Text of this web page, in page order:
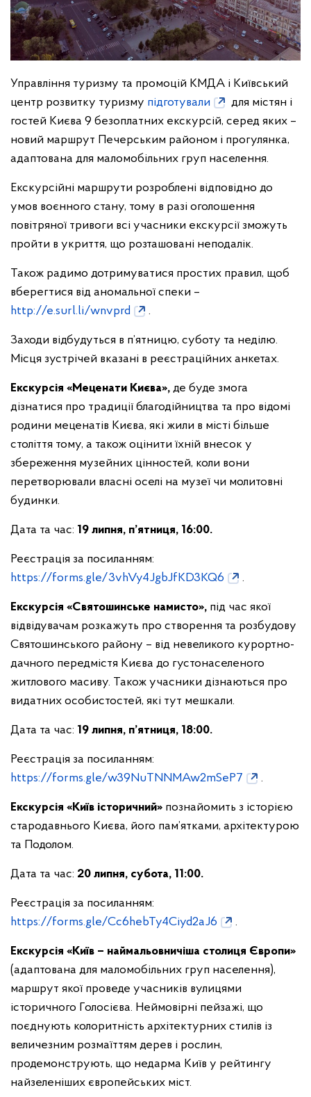
Управління туризму та промоцій КМДА і Київський
центр розвитку туризму підготували
для містян і
гостей Києва 9 безоплатних екскурсій, серед яких –
новий маршрут Печерським районом і прогулянка,
адаптована для маломобільних груп населення.
Екскурсійні маршрути розроблені відповідно до
умов воєнного стану, тому в разі оголошення
повітряної тривоги всі учасники екскурсії зможуть
пройти в укриття, що розташовані неподалік.
Також радимо дотримуватися простих правил, щоб
вберегтися від аномальної спеки –
http://e.surl.li/wnvprd
.
Заходи відбудуться в п’ятницю, суботу та неділю.
Місця зустрічей вказані в реєстраційних анкетах.
Екскурсія «Меценати Києва», де буде змога
дізнатися про традиції благодійництва та про відомі
родини меценатів Києва, які жили в місті більше
століття тому, а також оцінити їхній внесок у
збереження музейних цінностей, коли вони
перетворювали власні оселі на музеї чи молитовні
будинки.
Дата та час: 19 липня, п’ятниця, 16:00.
Реєстрація за посиланням:
https://forms.gle/3vhVy4JgbJfKD3KQ6
.
Екскурсія «Святошинське намисто», під час якої
відвідувачам розкажуть про створення та розбудову
Святошинського району – від невеликого курортно-
дачного передмістя Києва до густонаселеного
житлового масиву. Також учасники дізнаються про
видатних особистостей, які тут мешкали.
Дата та час: 19 липня, п’ятниця, 18:00.
Реєстрація за посиланням:
https://forms.gle/w39NuTNNMAw2mSeP7
.
Екскурсія «Київ історичний» познайомить з історією
стародавнього Києва, його пам’ятками, архітектурою
та Подолом.
Дата та час: 20 липня, субота, 11:00.
Реєстрація за посиланням:
https://forms.gle/Cc6hebTy4Ciyd2aJ6
.
Екскурсія «Київ – наймальовничіша столиця Європи»
(адаптована для маломобільних груп населення),
маршрут якої проведе учасників вулицями
історичного Голосієва. Неймовірні пейзажі, що
поєднують колоритність архітектурних стилів із
величезним розмаїттям дерев і рослин,
продемонструють, що недарма Київ у рейтингу
найзеленіших європейських міст.